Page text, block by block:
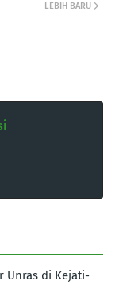
LEBIH BARU
Unras di Kejati-